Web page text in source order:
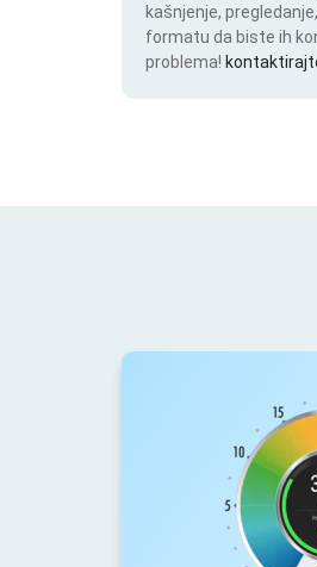
kašnjenje,
formatu da biste ih
problema!